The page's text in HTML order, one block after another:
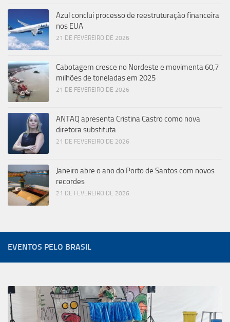
Azul conclui processo de reestruturação financeira
nos EUA
21 DE FEVEREIRO DE 2026
Cabotagem cresce no Nordeste e movimenta 60,7
milhões de toneladas em 2025
21 DE FEVEREIRO DE 2026
ANTAQ apresenta Cristina Castro como nova
diretora substituta
21 DE FEVEREIRO DE 2026
Janeiro abre o ano do Porto de Santos com novos
recordes
21 DE FEVEREIRO DE 2026
EVENTOS PELO BRASIL